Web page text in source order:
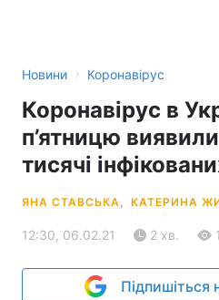
Новини › Коронавірус
Коронавірус в
п’ятницю
тисячі
ЯНА СТАВСЬКА, КАТЕРИНА
12:30, 06.02.21 2 хв.
Підпишіться